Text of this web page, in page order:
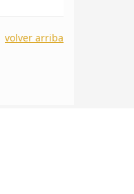
volver arriba